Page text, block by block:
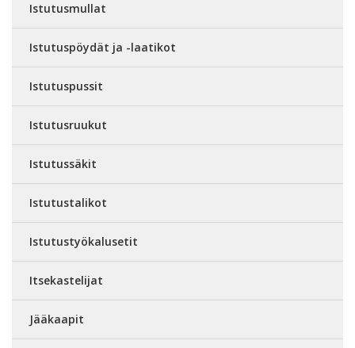
Istutusmullat
Istutuspöydät ja -laatikot
Istutuspussit
Istutusruukut
Istutussäkit
Istutustalikot
Istutustyökalusetit
Itsekastelijat
Jääkaapit